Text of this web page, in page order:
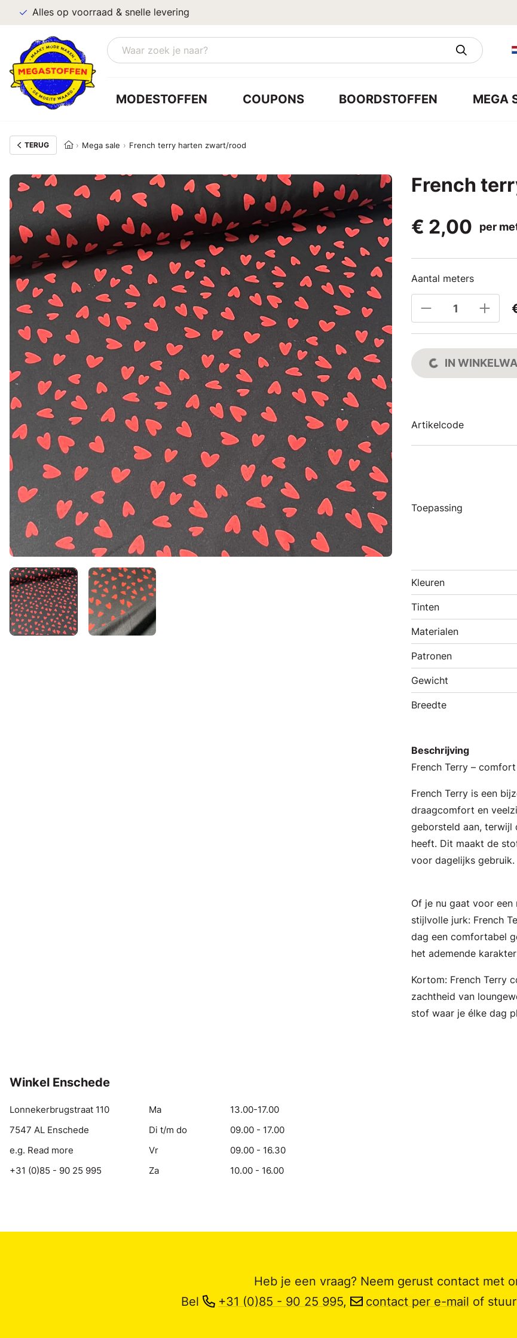
Alles op voorraad & snelle levering
MODESTOFFEN COUPONS BOORDSTOFFEN MEGA
TERUG Mega sale French terry harten zwart/rood
French
€ 2,00
per
Aantal meters
IN
Artikelcode
Toepassing
Kleuren
Tinten
Materialen
Patronen
Gewicht
Breedte
Beschrijving
French Terry –
French Terry is een
draagcomfort en
geborsteld aan, terwijl
heeft. Dit maakt de
voor dagelijks gebruik.
Of je nu gaat voor
stijlvolle jurk: French
dag een comfortabel
het ademende
Kortom: French Terry
zachtheid van
stof waar je élke dag
Winkel Enschede
Lonnekerbrugstraat 110
7547 AL Enschede
e.g. Read more
+31 (0)85 - 90 25 995
Ma
13.00-17.00
Di t/m do
09.00 - 17.00
Vr
09.00 - 16.30
Za
10.00 - 16.00
Heb je een vraag? Neem gerust contact met
Bel
+31 (0)85 - 90 25 995, contact per e-mail of